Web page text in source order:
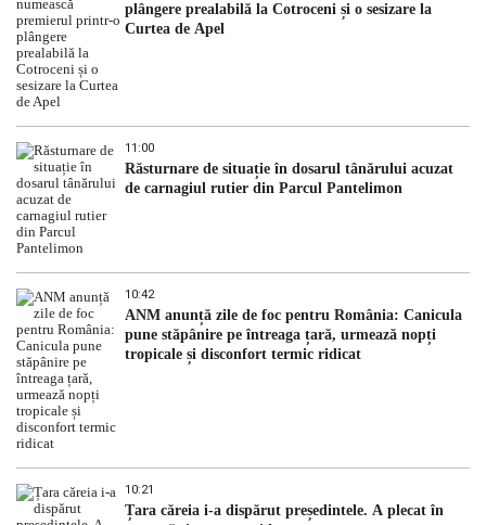
plângere prealabilă la Cotroceni și o sesizare la
Curtea de Apel
11:00
Răsturnare de situație în dosarul tânărului acuzat
de carnagiul rutier din Parcul Pantelimon
10:42
ANM anunță zile de foc pentru România: Canicula
pune stăpânire pe întreaga țară, urmează nopți
tropicale și disconfort termic ridicat
10:21
Țara căreia i-a dispărut președintele. A plecat în